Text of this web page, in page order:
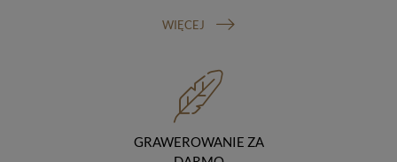
otrzymania ich kopii, prawo do sprostowania
abyśmy przetwarzali Twoje dane, możesz zażądać,
abyśmy je usunęli), prawo do ograniczenia
przetwarzania danych (możesz zażądać, abyśmy
ograniczyli przetwarzanie Twoich danych osobowych
wyłącznie do ich przechowywania lub wykonywania
WIĘCEJ
GRAWEROWANIE ZA